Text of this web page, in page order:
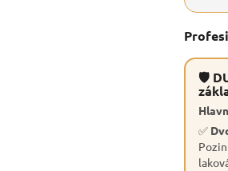
🛡
✅